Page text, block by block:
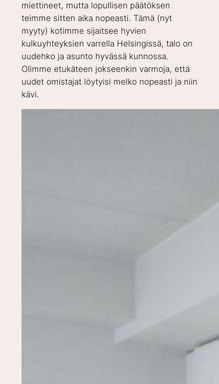
miettineet, mutta lopullisen päätöksen
teimme sitten aika nopeasti. Tämä (nyt
myyty) kotimme sijaitsee hyvien
kulkuyhteyksien varrella Helsingissä, talo on
uudehko ja asunto hyvässä kunnossa.
Olimme etukäteen jokseenkin varmoja, että
uudet omistajat löytyisi melko nopeasti ja niin
kävi.